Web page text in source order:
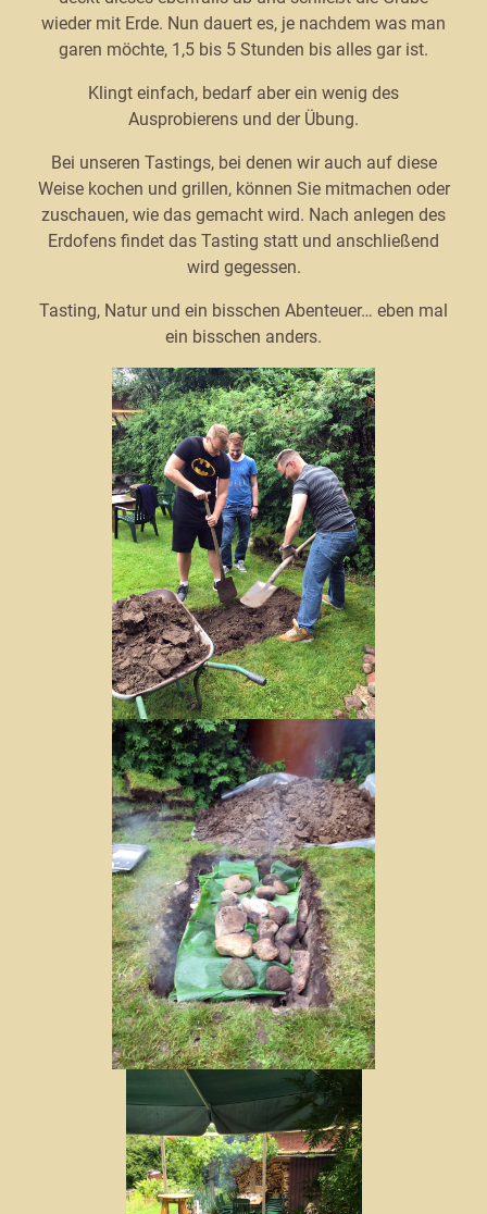
wieder mit Erde. Nun dauert es, je nachdem was man
garen möchte, 1,5 bis 5 Stunden bis alles gar ist.
Klingt einfach, bedarf aber ein wenig des
Ausprobierens und der Übung.
Bei unseren Tastings, bei denen wir auch auf diese
Weise kochen und grillen, können Sie mitmachen oder
zuschauen, wie das gemacht wird. Nach anlegen des
Erdofens findet das Tasting statt und anschließend
wird gegessen.
Tasting, Natur und ein bisschen Abenteuer… eben mal
ein bisschen anders.